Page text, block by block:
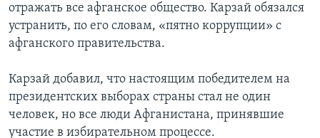
отражать все афганское общество. Карзай обязался
устранить, по его словам, «пятно коррупции» с
афганского правительства.
Карзай добавил, что настоящим победителем на
президентских выборах страны стал не один
человек, но все люди Афганистана, принявшие
участие в избирательном процессе.